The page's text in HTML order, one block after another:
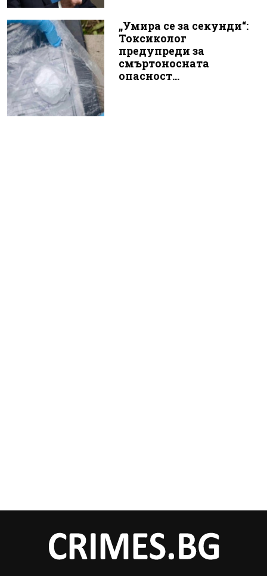
„Умира се за секунди“:
Токсиколог
предупреди за
смъртоносната
опасност...